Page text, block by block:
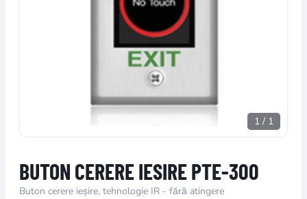
1 / 1
BUTON CERERE IESIRE PTE-300
Buton cerere ieșire, tehnologie IR - fără atingere